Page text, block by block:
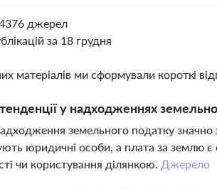
джерел
за 18 грудня
матеріалів ми сформували короткі
у надходженнях
земельного податку
юридичні особи, а плата за землю
чи користування ділянкою. Джерело